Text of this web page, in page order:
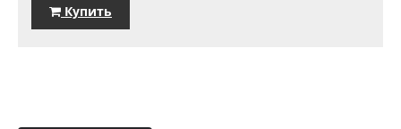
Купить